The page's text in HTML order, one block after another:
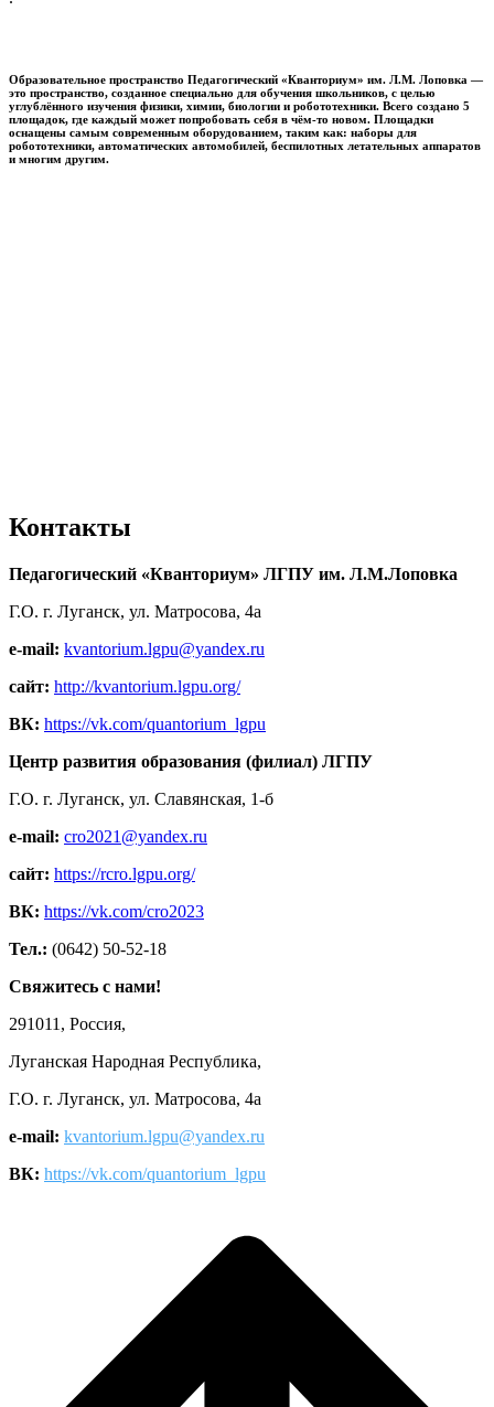
Образовательное пространство Педагогический «Кванториум» им. Л.М. Лоповка —
это пространство, созданное специально для обучения школьников, с целью
углублённого изучения физики, химии, биологии и робототехники. Всего создано 5
площадок, где каждый может попробовать себя в чём-то новом. Площадки
оснащены самым современным оборудованием, таким как: наборы для
робототехники, автоматических автомобилей, беспилотных летательных аппаратов
и многим другим.
Контакты
Педагогический «Кванториум» ЛГПУ им. Л.М.Лоповка
Г.О. г. Луганск, ул. Матросова, 4а
e-mail: kvantorium.lgpu@yandex.ru
сайт: http://kvantorium.lgpu.org/
ВК: https://vk.com/quantorium_lgpu
Центр развития образования (филиал) ЛГПУ
Г.О. г. Луганск, ул. Славянская, 1-б
e-mail: cro2021@yandex.ru
сайт: https://rcro.lgpu.org/
ВК: https://vk.com/cro2023
Тел.: (0642) 50-52-18
Свяжитесь с нами!
291011, Россия,
Луганская Народная Республика,
Г.О. г. Луганск, ул. Матросова, 4а
e-mail: kvantorium.lgpu@yandex.ru
ВК: https://vk.com/quantorium_lgpu